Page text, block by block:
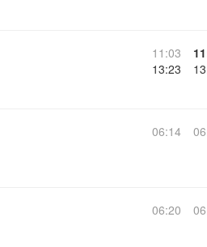
11:03
13:23
06:14
06:20